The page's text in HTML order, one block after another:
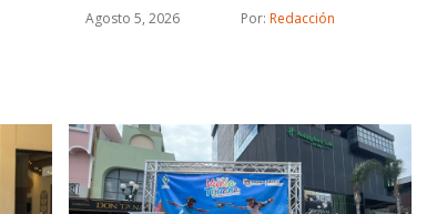
Agosto 5, 2026 Por: Redacción